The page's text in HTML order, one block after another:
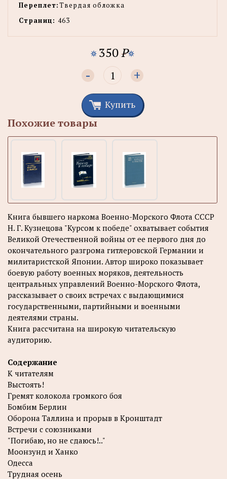
Переплет:Твердая обложка
Страниц: 463
350P
- +
Купить
Похожие товары
Книга бывшего наркома Военно-Морского Флота СССР
Н. Г. Кузнецова "Курсом к победе" охватывает события
Великой Отечественной войны от ее первого дня до
окончательного разгрома гитлеровской Германии и
милитаристской Японии. Автор широко показывает
боевую работу военных моряков, деятельность
центральных управлений Военно-Морского Флота,
рассказывает о своих встречах с выдающимися
государственными, партийными и военными
деятелями страны.
Книга рассчитана на широкую читательскую
аудиторию.
Содержание
К читателям
Выстоять!
Гремят колокола громкого боя
Бомбим Берлин
Оборона Таллина и прорыв в Кронштадт
Встречи с союзниками
"Погибаю, но не сдаюсь!.."
Моонзунд и Ханко
Одесса
Трудная осень